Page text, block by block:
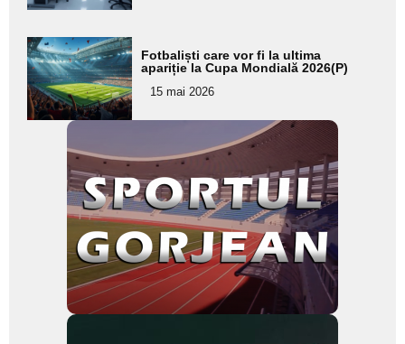
Adaugă
aici textul
pentru
subtitlu
Fotbaliști care vor fi la ultima
apariție la Cupa Mondială 2026(P)
15 mai 2026